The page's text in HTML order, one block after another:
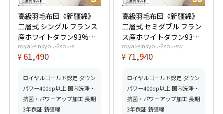
高級羽毛布団《新疆綿》
二層式 シングル フランス
産ホワイトダウン93%
(400dp以上) 羽毛量1.4kg
【5つ星ロイヤルゴールド
ーク取得】
royal-sinkyou-2sou-s
¥ 61,490
ロイヤルゴールド認定 ダウン
パワー400dp以上 国内洗浄・
抗菌・パワーアップ加工 長期
3年保証 新彊綿
高級羽毛布団《新疆綿》
二層式 セミダブル フラン
ス産ホワイトダウン93%
(400dp以上) 羽毛量1.6kg
【5つ星ロイヤルゴールド
ーク取得】
royal-sinkyou-2sou-sw
¥ 71,940
ロイヤルゴールド認定 ダウン
パワー400dp以上 国内洗浄・
抗菌・パワーアップ加工 長期
3年保証 新彊綿